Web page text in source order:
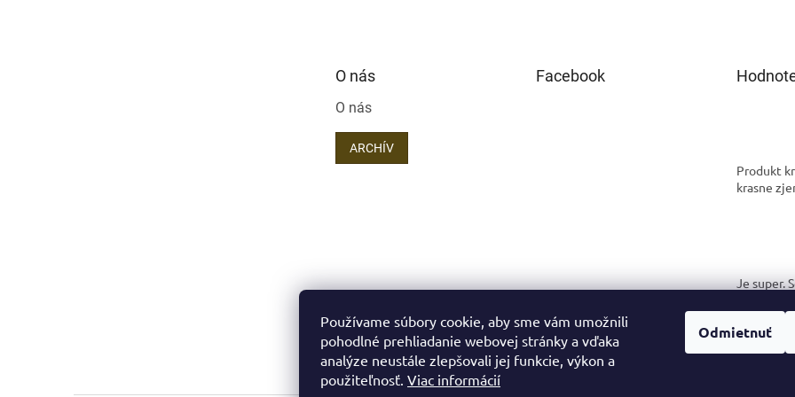
Používame súbory cookie, aby sme vám umožnili
pohodlné prehliadanie webovej stránky a vďaka
analýze neustále zlepšovali jej funkcie, výkon a
použiteľnosť. Viac informácií
Odmietnuť
O nás
O nás
ARCHÍV
Facebook
Produkt
krasne
Je super.